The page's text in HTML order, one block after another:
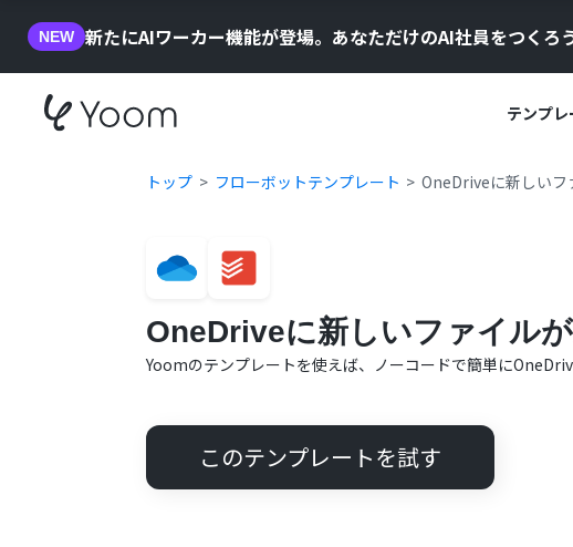
NEW 新たにAIワーカー機能が登場。あなただけのAI社員をつくろ
テンプレ
トップ フローボットテンプレート OneDriveに新しい
OneDriveに新しいファイル
Yoomのテンプレートを使えば、ノーコードで簡単に
このテンプレートを試す